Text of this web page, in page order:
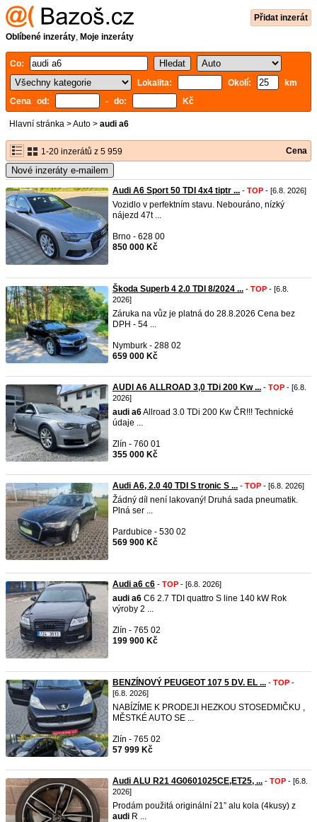
Přidat inzerát
Oblíbené inzeráty, Moje inzeráty
Co:
Lokalita:
Okolí:
km
Cena od:
- do: Kč
Hlavní stránka >Auto > audi a6
1-20 inzerátů z 5 959 Cena
Nové inzeráty e-mailem
Audi A6 Sport 50 TDI 4x4 tiptr ... - TOP - [6.8. 2026]
Vozidlo v perfektním stavu. Nebouráno, nízký
nájezd 47t ...
Brno - 628 00
850 000 Kč
Škoda Superb 4 2.0 TDI 8/2024 ... - TOP - [6.8.
2026]
Záruka na vůz je platná do 28.8.2026 Cena bez
DPH - 54 ...
Nymburk - 288 02
659 000 Kč
AUDI A6 ALLROAD 3,0 TDi 200 Kw ... - TOP - [6.8.
2026]
audi a6Allroad 3.0 TDi 200 Kw ČR!!! Technické
údaje ...
Zlín - 760 01
355 000 Kč
Audi A6, 2.0 40 TDI S tronic S ... - TOP - [6.8. 2026]
Žádný díl není lakovaný! Druhá sada pneumatik.
Plná ser ...
Pardubice - 530 02
569 900 Kč
Audi a6 c6 - TOP - [6.8. 2026]
audi a6 C6 2.7 TDI quattro S line 140 kW Rok
výroby 2 ...
Zlín - 765 02
199 900 Kč
BENZÍNOVÝ PEUGEOT 107 5 DV. EL ... - TOP -
[6.8. 2026]
NABÍZÍME K PRODEJI HEZKOU STOSEDMIČKU ,
MĚSTKÉ AUTO SE ...
Zlín - 765 02
57 999 Kč
Audi ALU R21 4G0601025CE,ET25, ... - TOP - [6.8.
2026]
Prodám použitá originální 21” alu kola (4kusy) z
audi R ...